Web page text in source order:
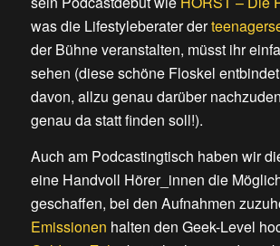
was die Lifestyleberater der
der Bühne veranstalten, müsst ihr
sehen (diese schöne Floskel
davon, allzu genau darüber
genau da statt finden soll!).
Auch am Podcastingtisch haben wir
eine Handvoll Hörer_innen die
geschaffen, bei den Aufnahmen
Emissionen halten den Geek-Level